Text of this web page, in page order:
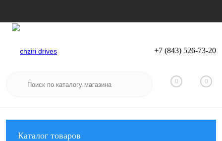
Вход Регистрация
+7 (843) 526-73-20
0 0
Каталог товаров